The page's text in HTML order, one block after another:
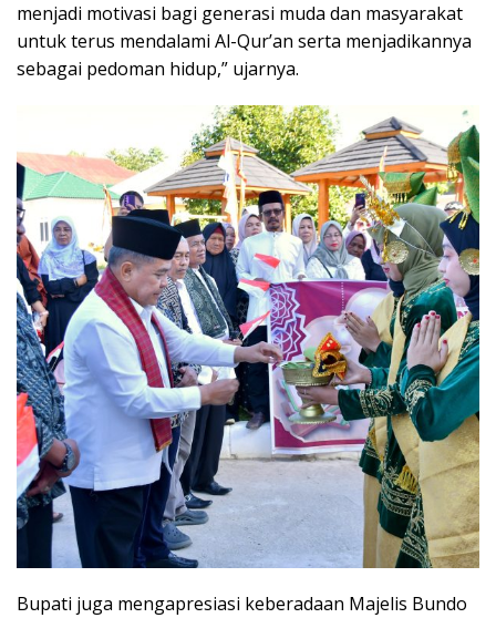
menjadi motivasi bagi generasi muda dan masyarakat
untuk terus mendalami Al-Qur’an serta menjadikannya
sebagai pedoman hidup,” ujarnya.
Bupati juga mengapresiasi keberadaan Majelis Bundo